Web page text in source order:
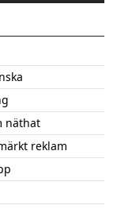
näthat
reklam